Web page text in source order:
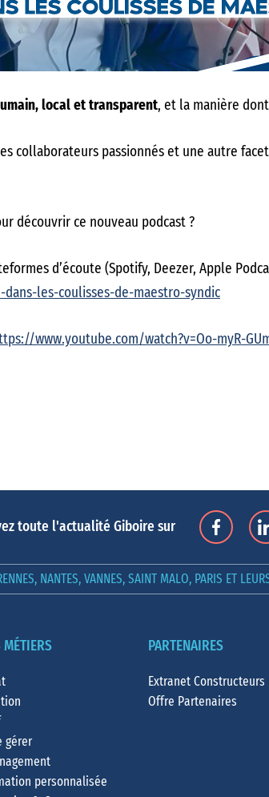
local et transparent, et la manière
collaborateurs passionnés et une autre
découvrir ce nouveau podcast ?
d’écoute (Spotify, Deezer, Apple
les-coulisses-de-maestro-syndic
www.youtube.com/watch?v=Oo-myR-
toute l'actualité Giboire sur
NANTES, VANNES, SAINT MALO, PARIS ET
MÉTIERS
gérer
personnalisée
PARTENAIRES
Extranet Constructeurs
Offre Partenaires